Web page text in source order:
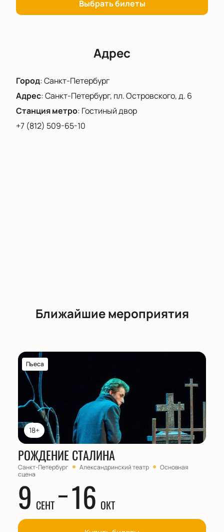
великолепия Александринского театра.
Выбрать билеты
Адрес
Город:Санкт-Петербург
Адрес:Санкт-Петербург, пл. Островского, д. 6
Станция метро: Гостиный двор
+7 (812) 509-65-10
Ближайшие мероприятия
18+
Пьеса
РОЖДЕНИЕ СТАЛИНА
Санкт-Петербург Александринский театр
Основная
сцена
9 СЕНТ 16 ОКТ